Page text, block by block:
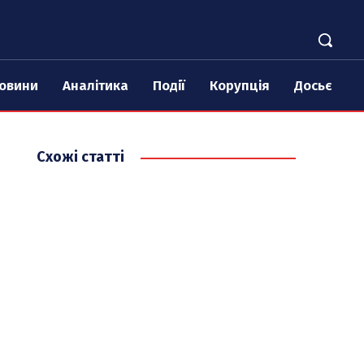
Аналітика Події Корупція Досьє
Схожі статті